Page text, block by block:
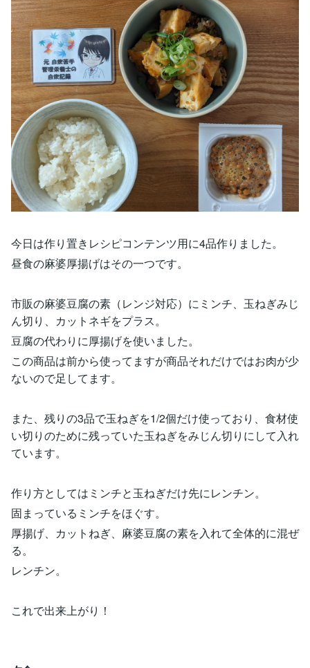
今日は作り置きレシピコンテンツ用に4品作りました。
昼食の麻婆厚揚げはその一つです。
市販の麻婆豆腐の素（レンジ対応）にミンチ、玉ねぎみじ
ん切り、カットネギをプラス。
豆腐の代わりに厚揚げを使いました。
この商品は前から使ってますが商品それだけではお肉が少
ないので足してます。
また、残りの3品で玉ねぎを1/2個だけ使っており、食材使
い切りのために残っていた玉ねぎをみじん切りにして入れ
ています。
作り方としてはミンチと玉ねぎだけ先にレンチン。
固まっているミンチをほぐす。
厚揚げ、カットねぎ、麻婆豆腐の素を入れて全体的に混ぜ
る。
レンチン。
これで出来上がり！